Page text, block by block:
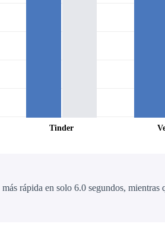
Tinder
rápida en solo 6.0 segundos,